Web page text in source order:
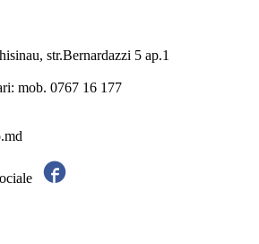
str.Bernardazzi 5 ap.1
mob. 0767 16 177